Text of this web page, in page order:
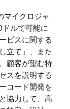
マイクロジャ
ルで可能に
ビスに関する
立て」、また
顧客が望む特
スを説明する
コード開発を
協力して、高